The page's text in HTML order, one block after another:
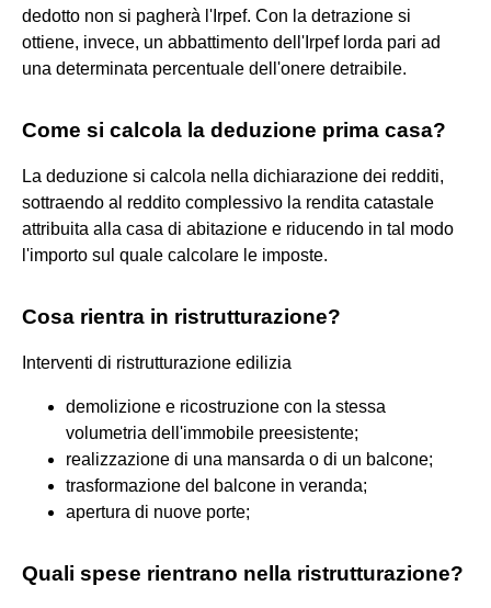
dedotto non si pagherà l'Irpef. Con la detrazione si
ottiene, invece, un abbattimento dell'Irpef lorda pari ad
una determinata percentuale dell'onere detraibile.
Come si calcola la deduzione prima casa?
La deduzione si calcola nella dichiarazione dei redditi,
sottraendo al reddito complessivo la rendita catastale
attribuita alla casa di abitazione e riducendo in tal modo
l'importo sul quale calcolare le imposte.
Cosa rientra in ristrutturazione?
Interventi di ristrutturazione edilizia
demolizione e ricostruzione con la stessa
volumetria dell'immobile preesistente;
realizzazione di una mansarda o di un balcone;
trasformazione del balcone in veranda;
apertura di nuove porte;
Quali spese rientrano nella ristrutturazione?